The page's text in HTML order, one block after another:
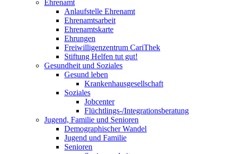
Ehrenamt
Anlaufstelle Ehrenamt
Ehrenamtsarbeit
Ehrenamtskarte
Ehrungen
Freiwilligenzentrum CariThek
Stiftung Helfen tut gut!
Gesundheit und Soziales
Gesund leben
Krankenhausgesellschaft
Soziales
Jobcenter
Flüchtlings-/Integrationsberatung
Jugend, Familie und Senioren
Demographischer Wandel
Jugend und Familie
Senioren